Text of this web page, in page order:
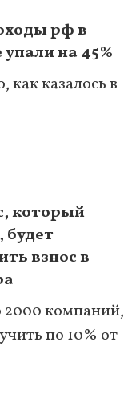
рф в
на 45%
как казалось в
который
будет
взнос в
2000 компаний,
по 10% от